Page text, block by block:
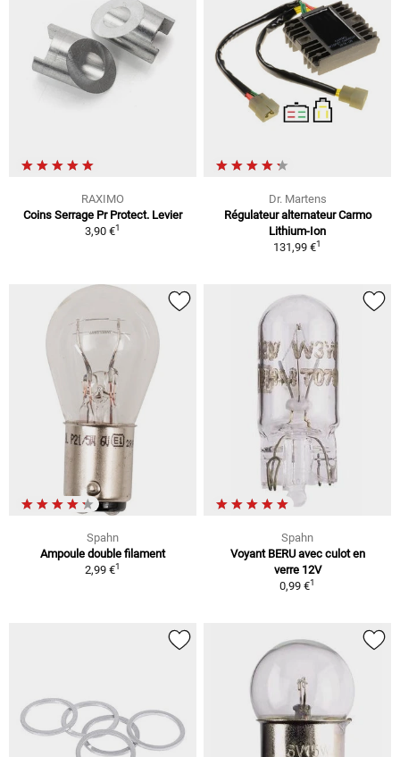
RAXIMO
Coins Serrage Pr Protect. Levier
3,90 €1
Dr. Martens
Régulateur alternateur Carmo
Lithium-Ion
131,99 €1
Spahn
Ampoule double filament
2,99 €1
Spahn
Voyant BERU avec culot en
verre 12V
0,99 €1